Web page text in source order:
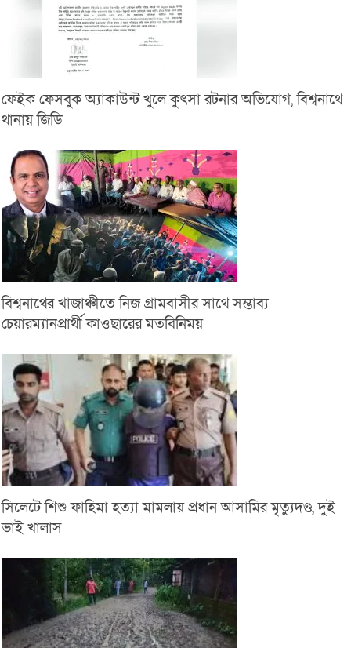
ফেইক ফেসবুক অ্যাকাউন্ট খুলে কুৎসা রটনার অভিযোগ, বিশ্বনাথে
থানায় জিডি
বিশ্বনাথের খাজাঞ্চীতে নিজ গ্রামবাসীর সাথে সম্ভাব্য
চেয়ারম্যানপ্রার্থী কাওছারের মতবিনিময়
সিলেটে শিশু ফাহিমা হত্যা মামলায় প্রধান আসামির মৃত্যুদণ্ড, দুই
ভাই খালাস